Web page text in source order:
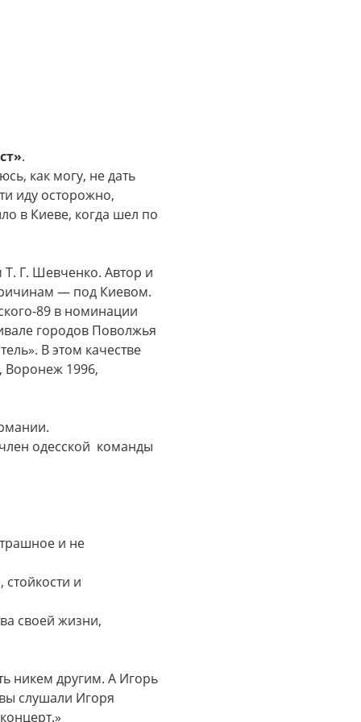
.
как могу, не дать
иду осторожно,
в Киеве, когда шел по
Т. Г. Шевченко. Автор и
— под Киевом.
89 в номинации
городов Поволжья
В этом качестве
Воронеж 1996,
одесской команды
и не
и
своей жизни,
никем другим. А Игорь
слушали Игоря